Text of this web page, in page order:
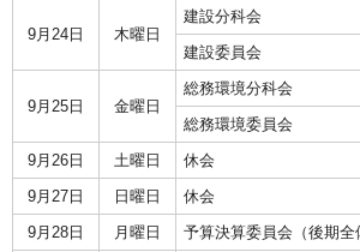
9月24日 木曜日
建設分科会
建設委員会
9月25日 金曜日
総務環境分科会
総務環境委員会
9月26日
土曜日
休会
9月27日
日曜日
休会
9月28日
月曜日
予算決算委員会（後期全